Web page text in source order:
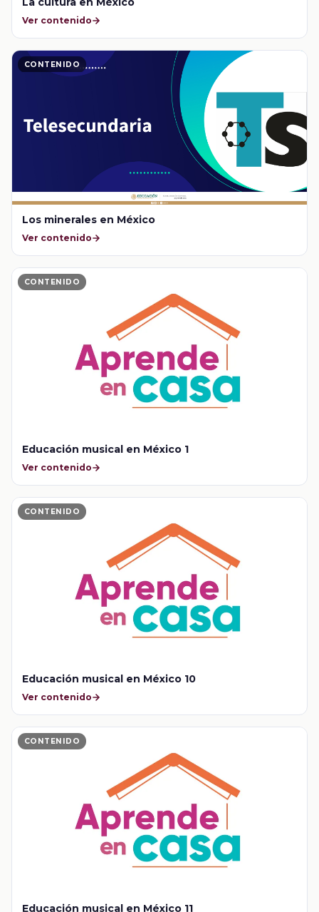
Ver contenido
CONTENIDO
Los minerales en México
Ver contenido
CONTENIDO
Educación musical en México 1
Ver contenido
CONTENIDO
Educación musical en México 10
Ver contenido
CONTENIDO
Educación musical en México 11